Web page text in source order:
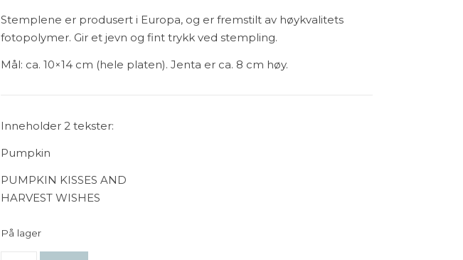
Stemplene er produsert i Europa, og er fremstilt av høykvalitets
fotopolymer. Gir et jevn og fint trykk ved stempling.
Mål: ca. 10×14 cm (hele platen). Jenta er ca. 8 cm høy.
Inneholder 2 tekster:
Pumpkin
PUMPKIN KISSES AND
HARVEST WISHES
På lager